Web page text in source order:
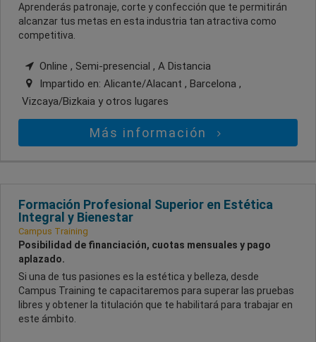
Aprenderás patronaje, corte y confección que te permitirán
alcanzar tus metas en esta industria tan atractiva como
competitiva.
Online , Semi-presencial , A Distancia
Impartido en: Alicante/Alacant , Barcelona ,
Vizcaya/Bizkaia y otros lugares
Más información
Formación Profesional Superior en Estética
Integral y Bienestar
Campus Training
Posibilidad de financiación, cuotas mensuales y pago
aplazado.
Si una de tus pasiones es la estética y belleza, desde
Campus Training te capacitaremos para superar las pruebas
libres y obtener la titulación que te habilitará para trabajar en
este ámbito.